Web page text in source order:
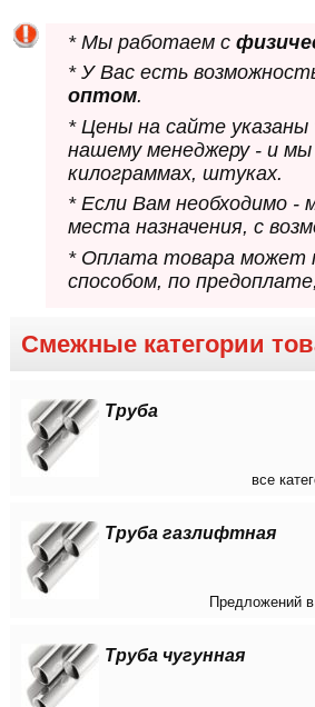
* Мы работаем с
* У Вас есть
оптом.
* Цены на сайте
нашему менеджеру - и
килограммах, штуках.
* Если Вам необходимо -
места назначения, с
* Оплата товара может
способом, по
Смежные категории
Труба
все
Труба газлифтная
Предложений в
Труба чугунная